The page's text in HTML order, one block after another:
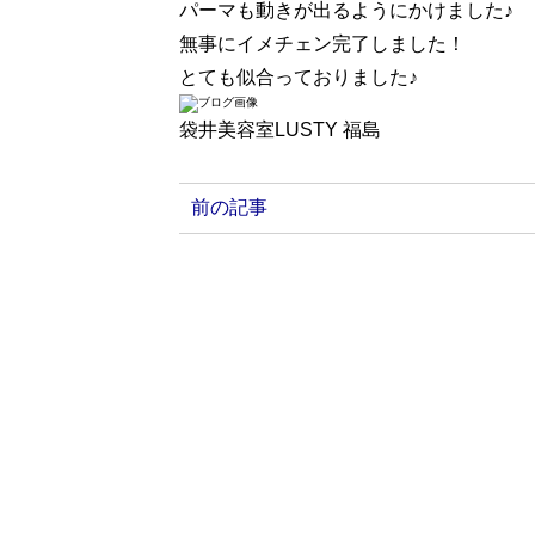
パーマも動きが出るようにかけました♪
無事にイメチェン完了しました！
とても似合っておりました♪
袋井美容室LUSTY 福島
前の記事